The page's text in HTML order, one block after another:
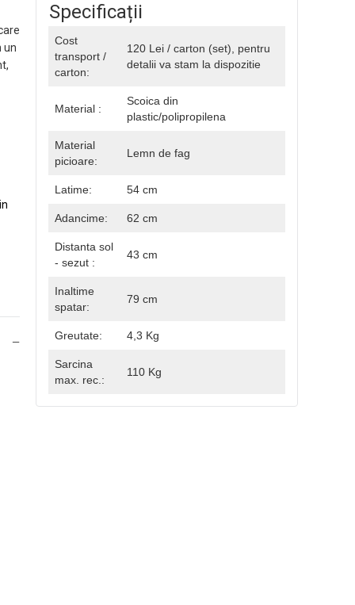
un
Specificații
Cost
transport /
carton:
120 Lei / carton (set), pentru
detalii va stam la dispozitie
Material :
Scoica din
plastic/polipropilena
Material
picioare:
Lemn de fag
Latime: 54 cm
Adancime: 62 cm
Distanta sol
- sezut :
43 cm
Inaltime
spatar:
79 cm
Greutate: 4,3 Kg
Sarcina
max. rec.:
110 Kg